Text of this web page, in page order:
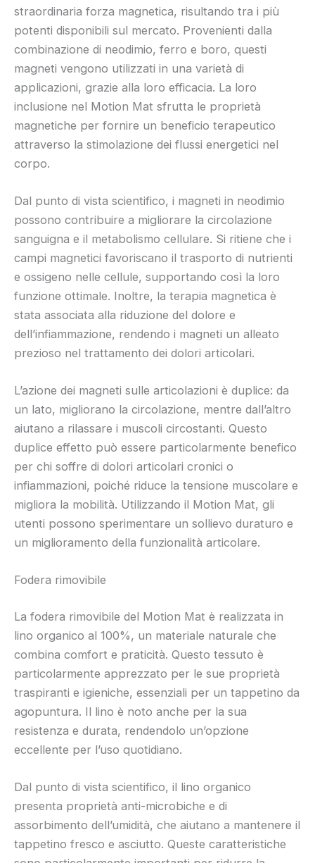
straordinaria forza magnetica, risultando tra i più
potenti disponibili sul mercato. Provenienti dalla
combinazione di neodimio, ferro e boro, questi
magneti vengono utilizzati in una varietà di
applicazioni, grazie alla loro efficacia. La loro
inclusione nel Motion Mat sfrutta le proprietà
magnetiche per fornire un beneficio terapeutico
attraverso la stimolazione dei flussi energetici nel
corpo.
Dal punto di vista scientifico, i magneti in neodimio
possono contribuire a migliorare la circolazione
sanguigna e il metabolismo cellulare. Si ritiene che i
campi magnetici favoriscano il trasporto di nutrienti
e ossigeno nelle cellule, supportando così la loro
funzione ottimale. Inoltre, la terapia magnetica è
stata associata alla riduzione del dolore e
dell’infiammazione, rendendo i magneti un alleato
prezioso nel trattamento dei dolori articolari.
L’azione dei magneti sulle articolazioni è duplice: da
un lato, migliorano la circolazione, mentre dall’altro
aiutano a rilassare i muscoli circostanti. Questo
duplice effetto può essere particolarmente benefico
per chi soffre di dolori articolari cronici o
infiammazioni, poiché riduce la tensione muscolare e
migliora la mobilità. Utilizzando il Motion Mat, gli
utenti possono sperimentare un sollievo duraturo e
un miglioramento della funzionalità articolare.
Fodera rimovibile
La fodera rimovibile del Motion Mat è realizzata in
lino organico al 100%, un materiale naturale che
combina comfort e praticità. Questo tessuto è
particolarmente apprezzato per le sue proprietà
traspiranti e igieniche, essenziali per un tappetino da
agopuntura. Il lino è noto anche per la sua
resistenza e durata, rendendolo un’opzione
eccellente per l’uso quotidiano.
Dal punto di vista scientifico, il lino organico
presenta proprietà anti-microbiche e di
assorbimento dell’umidità, che aiutano a mantenere il
tappetino fresco e asciutto. Queste caratteristiche